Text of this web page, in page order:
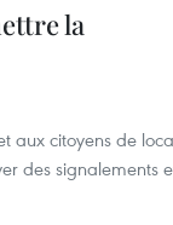
la
aux citoyens de
des signalements